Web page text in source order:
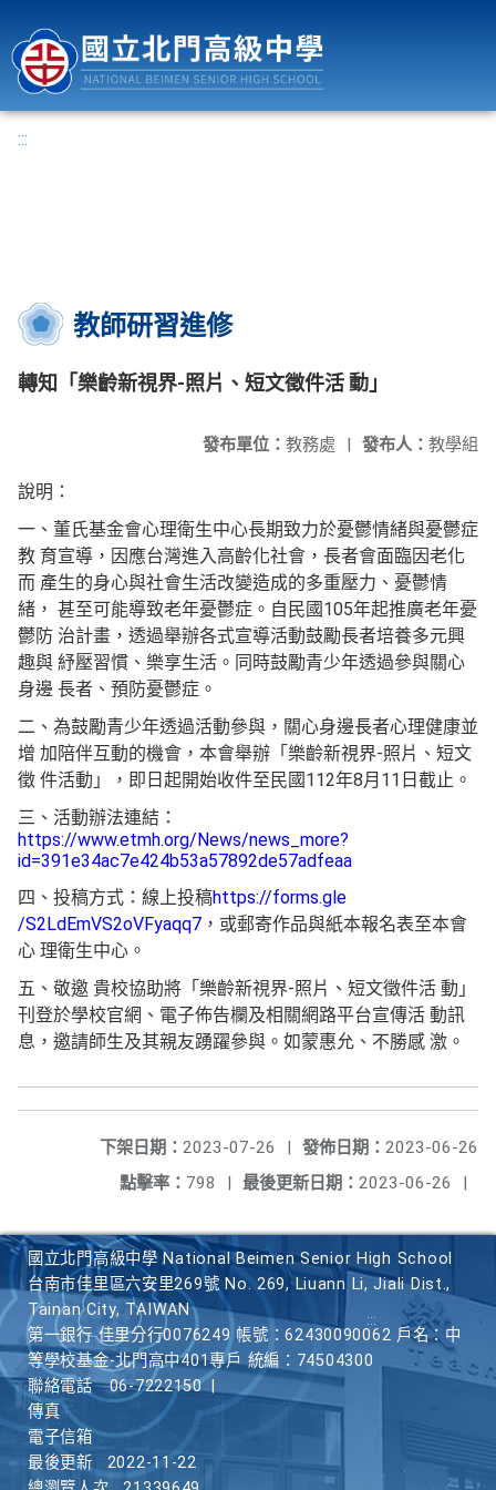
:::
教師研習進修
轉知「樂齡新視界-照片、短文徵件活 動」
發布人： 教學組
發布單位： 教務處 |
說明：
一、董氏基金會心理衛生中心長期致力於憂鬱情緒與憂鬱症
教 育宣導，因應台灣進入高齡化社會，長者會面臨因老化
而 產生的身心與社會生活改變造成的多重壓力、憂鬱情
緒， 甚至可能導致老年憂鬱症。自民國105年起推廣老年憂
鬱防 治計畫，透過舉辦各式宣導活動鼓勵長者培養多元興
趣與 紓壓習慣、樂享生活。同時鼓勵青少年透過參與關心
身邊 長者、預防憂鬱症。
二、為鼓勵青少年透過活動參與，關心身邊長者心理健康並
增 加陪伴互動的機會，本會舉辦「樂齡新視界-照片、短文
徵 件活動」，即日起開始收件至民國112年8月11日截止。
三、活動辦法連結：
https://www.etmh.org/News/news_more?
id=391e34ac7e424b53a57892de57adfeaa
四、投稿方式：線上投稿https://forms.gle
/S2LdEmVS2oVFyaqq7 ，或郵寄作品與紙本報名表至本會
心 理衛生中心。
五、敬邀 貴校協助將「樂齡新視界-照片、短文徵件活 動」
刊登於學校官網、電子佈告欄及相關網路平台宣傳活 動訊
息，邀請師生及其親友踴躍參與。如蒙惠允、不勝感 激。
發佈日期： 2023-06-26
下架日期： 2023-07-26
|
最後更新日期： 2023-06-26 |
點擊率： 798 |
國立北門高級中學 National Beimen Senior High School
台南市佳里區六安里269號 No. 269, Liuann Li, Jiali Dist.,
Tainan City, TAIWAN
第一銀行 佳里分行0076249 帳號：62430090062 戶名：中
等學校基金-北門高中401專戶 統編：74504300
聯絡電話
06-7222150
傳真
電子信箱
最後更新
2022-11-22